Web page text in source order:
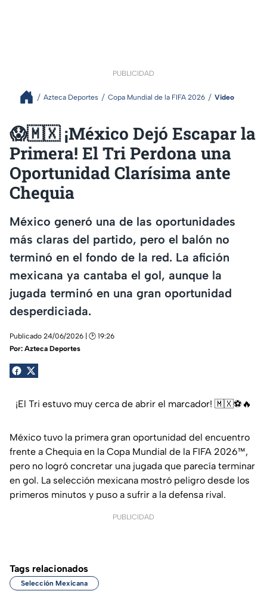
PUBLICIDAD
Azteca Deportes Copa Mundial de la FIFA 2026 Video
😱🇲🇽 ¡México Dejó Escapar la
Primera! El Tri Perdona una
Oportunidad Clarísima ante
Chequia
México generó una de las oportunidades
más claras del partido, pero el balón no
terminó en el fondo de la red. La afición
mexicana ya cantaba el gol, aunque la
jugada terminó en una gran oportunidad
desperdiciada.
Publicado 24/06/2026 | 🕑 19:26
Por: Azteca Deportes
¡El Tri estuvo muy cerca de abrir el marcador! 🇲🇽⚽🔥
México tuvo la primera gran oportunidad del encuentro
frente a Chequia en la Copa Mundial de la FIFA 2026™,
pero no logró concretar una jugada que parecía terminar
en gol. La selección mexicana mostró peligro desde los
primeros minutos y puso a sufrir a la defensa rival.
PUBLICIDAD
Tags relacionados
Selección Mexicana